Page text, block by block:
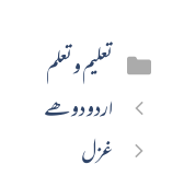
Categories
تعلیم و تعلم
اردو دوھے
غزل